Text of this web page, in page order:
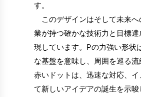
す。
このデザインはそして未来へ
業が持つ確かな技術力と目標
現しています。Pの力強い形状
な基盤を意味し、周囲を巡る
赤いドットは、迅速な対応、
て新しいアイデアの誕生を示